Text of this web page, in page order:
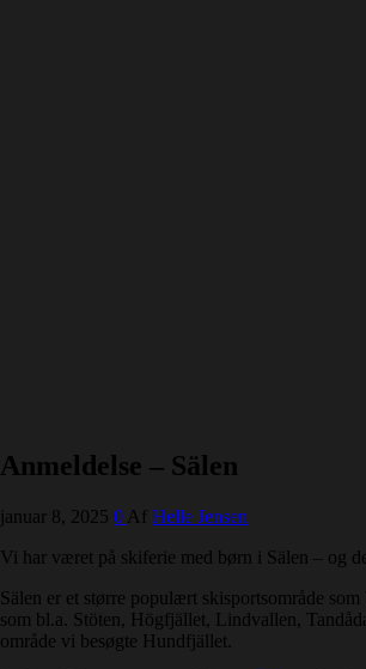
Anmeldelse – Sälen
januar 8, 2025 0 Af Helle Jensen
Vi har været på skiferie med børn i Sälen – og
Sälen er et større populært skisportsområde
som bl.a. Stöten, Högfjället, Lindvallen,
område vi besøgte Hundfjället.